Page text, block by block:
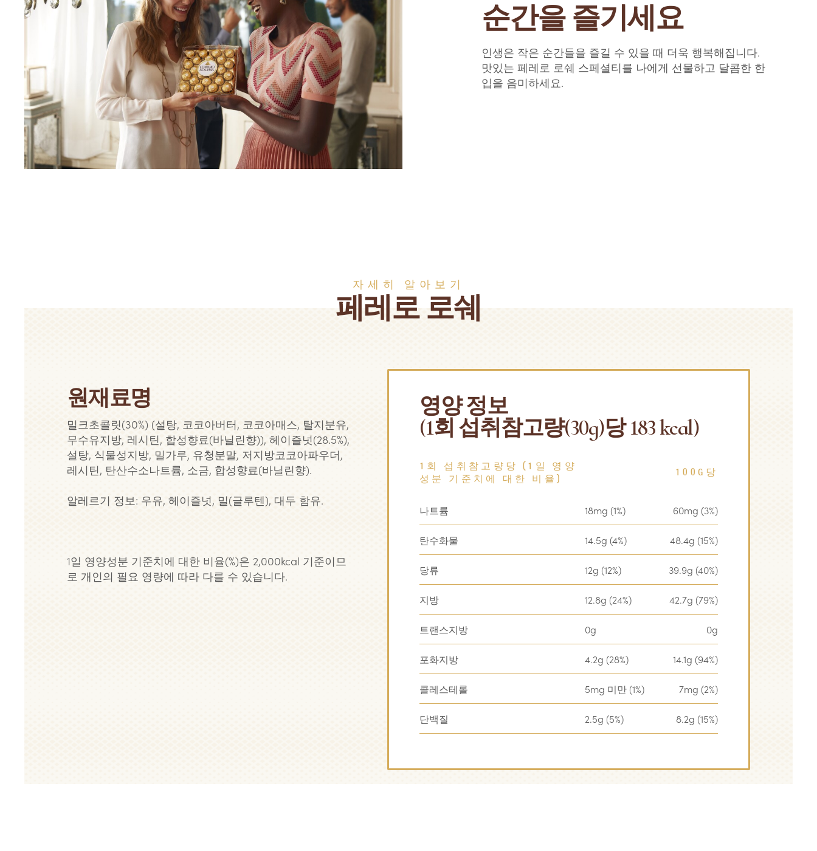
순간을 즐기세요
인생은 작은 순간들을 즐길 수 있을 때 더욱 행복해집니다.
맛있는 페레로 로쉐 스페셜티를 나에게 선물하고 달콤한 한
입을 음미하세요.
자세히 알아보기
페레로 로쉐
원재료명
밀크초콜릿(30%) (설탕, 코코아버터, 코코아매스, 탈지분유,
무수유지방, 레시틴, 합성향료(바닐린향)), 헤이즐넛(28.5%),
설탕, 식물성지방, 밀가루, 유청분말, 저지방코코아파우더,
레시틴, 탄산수소나트륨, 소금, 합성향료(바닐린향).
알레르기 정보: 우유, 헤이즐넛, 밀(글루텐), 대두 함유.
1일 영양성분 기준치에 대한 비율(%)은 2,000kcal 기준이므
로 개인의 필요 영량에 따라 다를 수 있습니다.
영양 정보
(1회 섭취참고량(30g)당 183 kcal)
1회 섭취참고량당 (1일 영양
성분 기준치에 대한 비율)
100G당
나트륨 18mg (1%) 60mg (3%)
탄수화물 14.5g (4%) 48.4g (15%)
당류 12g (12%) 39.9g (40%)
지방 12.8g (24%) 42.7g (79%)
트랜스지방 0g 0g
포화지방 4.2g (28%) 14.1g (94%)
콜레스테롤 5mg 미만 (1%) 7mg (2%)
단백질 2.5g (5%) 8.2g (15%)